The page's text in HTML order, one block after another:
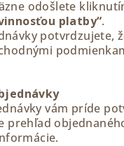
odošlete
platby“.
potvrdzujete,
vám príde
prehľad